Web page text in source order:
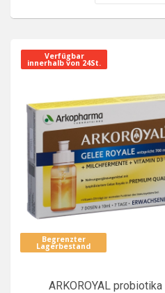
Verfügbar
innerhalb von 24St.
Begrenzter
Lagerbestand
ARKOROYAL